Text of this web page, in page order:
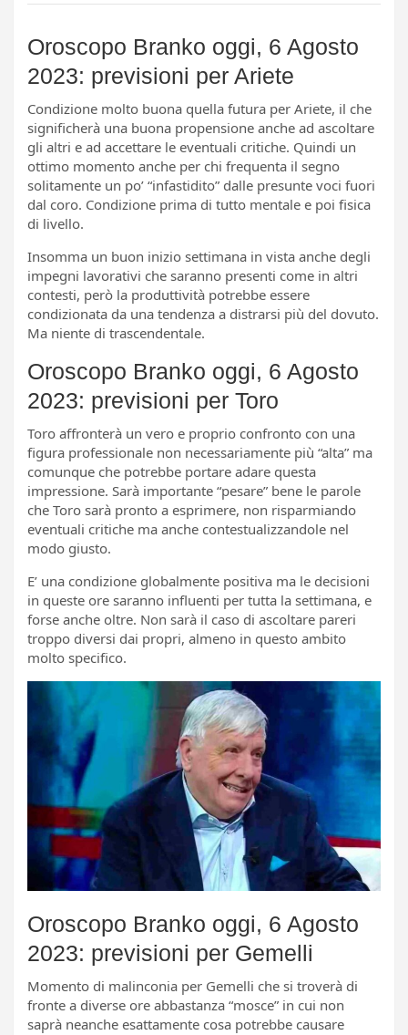
Oroscopo Branko oggi, 6 Agosto
2023: previsioni per Ariete
Condizione molto buona quella futura per Ariete, il che
significherà una buona propensione anche ad ascoltare
gli altri e ad accettare le eventuali critiche. Quindi un
ottimo momento anche per chi frequenta il segno
solitamente un po’ “infastidito” dalle presunte voci fuori
dal coro. Condizione prima di tutto mentale e poi fisica
di livello.
Insomma un buon inizio settimana in vista anche degli
impegni lavorativi che saranno presenti come in altri
contesti, però la produttività potrebbe essere
condizionata da una tendenza a distrarsi più del dovuto.
Ma niente di trascendentale.
Oroscopo Branko oggi, 6 Agosto
2023: previsioni per Toro
Toro affronterà un vero e proprio confronto con una
figura professionale non necessariamente più “alta” ma
comunque che potrebbe portare adare questa
impressione. Sarà importante “pesare” bene le parole
che Toro sarà pronto a esprimere, non risparmiando
eventuali critiche ma anche contestualizzandole nel
modo giusto.
E’ una condizione globalmente positiva ma le decisioni
in queste ore saranno influenti per tutta la settimana, e
forse anche oltre. Non sarà il caso di ascoltare pareri
troppo diversi dai propri, almeno in questo ambito
molto specifico.
Oroscopo Branko oggi, 6 Agosto
2023: previsioni per Gemelli
Momento di malinconia per Gemelli che si troverà di
fronte a diverse ore abbastanza “mosce” in cui non
saprà neanche esattamente cosa potrebbe causare